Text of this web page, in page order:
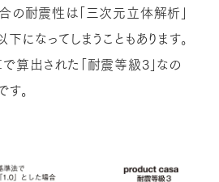
の耐震性は「三次元立体解析」
になってしまうこともあります。
算出された「耐震等級3」なの
。